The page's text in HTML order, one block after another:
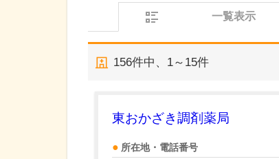
一覧表示
156件中、 1～15件
東おかざき調剤薬局
所在地・電話番号